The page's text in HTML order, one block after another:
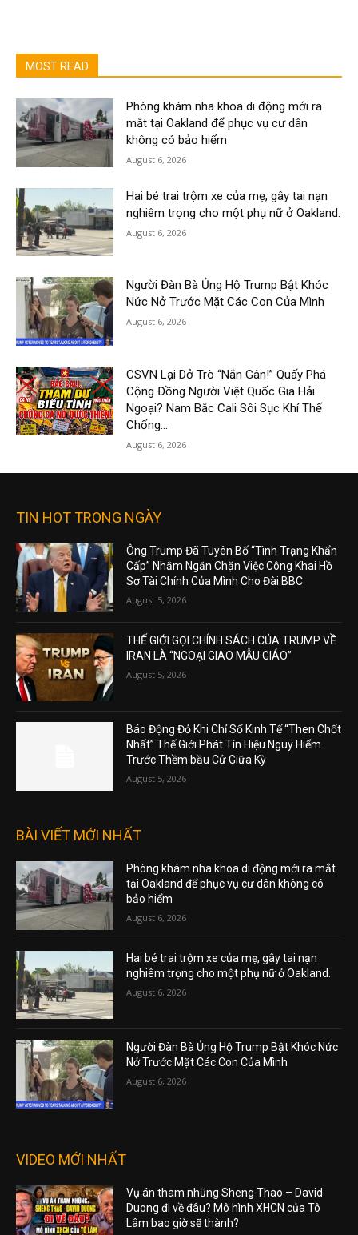
MOST READ
Phòng khám nha khoa di động mới ra
mắt tại Oakland để phục vụ cư dân
không có bảo hiểm
August 6, 2026
Hai bé trai trộm xe của mẹ, gây tai nạn
nghiêm trọng cho một phụ nữ ở Oakland.
August 6, 2026
Người Đàn Bà Ủng Hộ Trump Bật Khóc
Nức Nở Trước Mặt Các Con Của Mình
August 6, 2026
CSVN Lại Dở Trò “Nắn Gân!” Quấy Phá
Cộng Đồng Người Việt Quốc Gia Hải
Ngoại? Nam Bắc Cali Sôi Sục Khí Thế
Chống...
August 6, 2026
TIN HOT TRONG NGÀY
Ông Trump Đã Tuyên Bố “Tình Trạng Khẩn
Cấp” Nhằm Ngăn Chặn Việc Công Khai Hồ
Sơ Tài Chính Của Mình Cho Đài BBC
August 5, 2026
THẾ GIỚI GỌI CHÍNH SÁCH CỦA TRUMP VỀ
IRAN LÀ “NGOẠI GIAO MẪU GIÁO”
August 5, 2026
Báo Động Đỏ Khi Chỉ Số Kinh Tế “Then Chốt
Nhất” Thế Giới Phát Tín Hiệu Nguy Hiểm
Trước Thềm bầu Cử Giữa Kỳ
August 5, 2026
BÀI VIẾT MỚI NHẤT
Phòng khám nha khoa di động mới ra mắt
tại Oakland để phục vụ cư dân không có
bảo hiểm
August 6, 2026
Hai bé trai trộm xe của mẹ, gây tai nạn
nghiêm trọng cho một phụ nữ ở Oakland.
August 6, 2026
Người Đàn Bà Ủng Hộ Trump Bật Khóc Nức
Nở Trước Mặt Các Con Của Mình
August 6, 2026
VIDEO MỚI NHẤT
Vụ án tham nhũng Sheng Thao – David
Duong đi về đâu? Mô hình XHCN của Tô
Lâm bao giờ sẽ thành?